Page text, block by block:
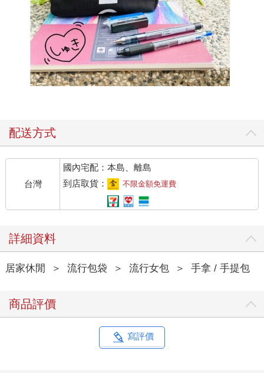
配送方式
台灣
國內宅配：本島、離島
到店取貨：
不限金額免運費
詳細資料
居家休閒 ＞ 流行包袋 ＞ 流行女包 ＞ 手拿 / 手提包
商品評價
寫評價